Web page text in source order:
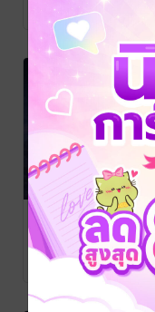
นิยาย Girl
Love/Yuri
2 Rating
Running with
Lunar เด็กสาว
จ้าวจันทรา
(2014)
KittenLightSaber
นิยายแฟนตาซี